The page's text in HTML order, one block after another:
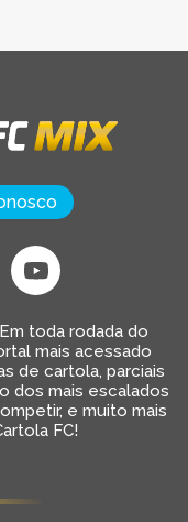
toda rodada do
mais acessado
de cartola, parciais
dos mais escalados
e muito mais
FC!